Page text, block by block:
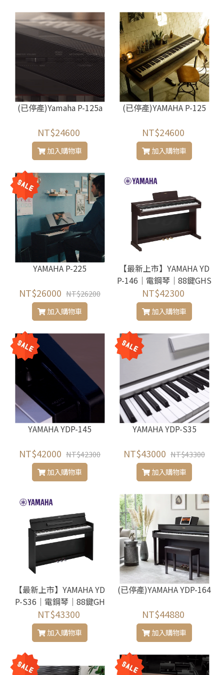
(已停產)Yamaha P-125a
NT$24600
加入購物車
(已停產)YAMAHA P-125
NT$24600
加入購物車
YAMAHA P-225
NT$26000 NT$26200
加入購物車
【最新上市】YAMAHA YD
P-146｜電鋼琴｜88鍵GHS
配重琴鍵 CFX平台鋼琴音
色
NT$42300
加入購物車
YAMAHA YDP-145
NT$42000 NT$42300
加入購物車
YAMAHA YDP-S35
NT$43000 NT$43300
加入購物車
【最新上市】YAMAHA YD
P-S36｜電鋼琴｜88鍵GH
S漸進式琴槌 CFX平台鋼琴
音色 掀蓋式
NT$43300
加入購物車
(已停產)YAMAHA YDP-164
NT$44880
加入購物車